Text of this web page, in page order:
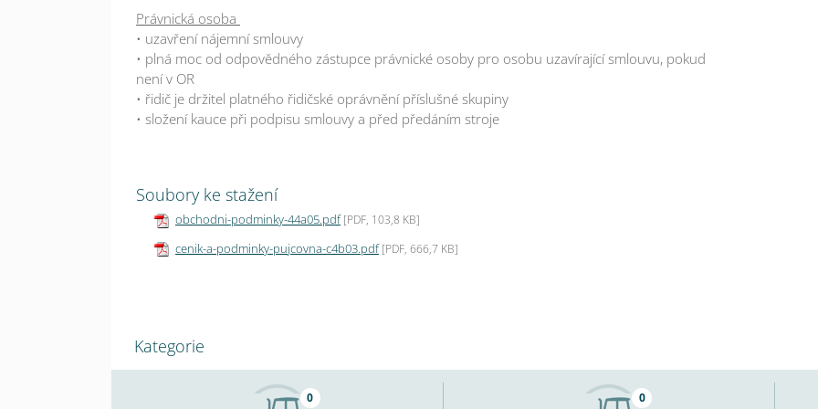
Právnická osoba
• uzavření nájemní smlouvy
• plná moc od odpovědného zástupce právnické osoby pro osobu uzavírající smlouvu, pokud
není v OR
• řidič je držitel platného řidičské oprávnění příslušné skupiny
• složení kauce při podpisu smlouvy a před předáním stroje
Soubory ke stažení
obchodni-podminky-44a05.pdf [PDF, 103,8 KB]
cenik-a-podminky-pujcovna-c4b03.pdf [PDF, 666,7 KB]
Kategorie
0 0